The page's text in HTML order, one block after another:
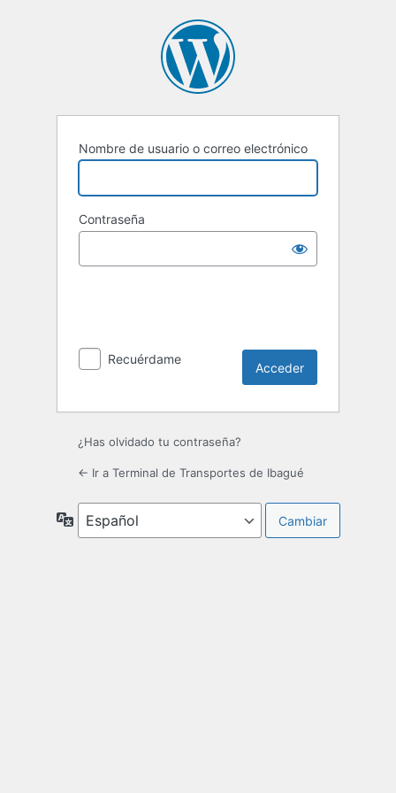
Nombre de usuario o correo electrónico
Contraseña
Recuérdame
¿Has olvidado tu contraseña?
← Ir a Terminal de Transportes de Ibagué
Idioma